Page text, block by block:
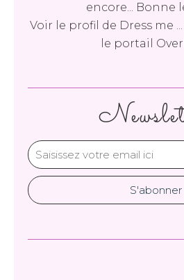
encore... Bonne
Voir le profil de Dress me
le portail